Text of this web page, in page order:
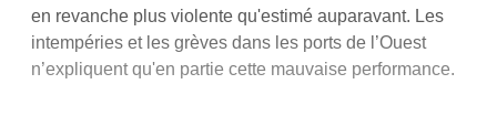
en revanche plus violente qu'estimé auparavant. Les
intempéries et les grèves dans les ports de l’Ouest
n’expliquent qu'en partie cette mauvaise performance.